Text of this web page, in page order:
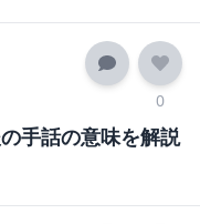
0
手話の意味を解説